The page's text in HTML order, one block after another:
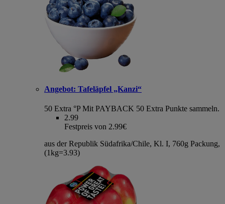
Angebot: Tafeläpfel „Kanzi“
50 Extra °P Mit PAYBACK 50 Extra Punkte sammeln.
2.99
Festpreis von 2.99€
aus der Republik Südafrika/Chile, Kl. I, 760g Packung,
(1kg=3.93)